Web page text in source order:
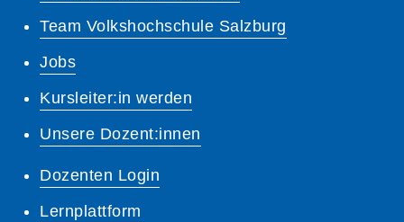
Team Volkshochschule Salzburg
Jobs
Kursleiter:in werden
Unsere Dozent:innen
Dozenten Login
Lernplattform